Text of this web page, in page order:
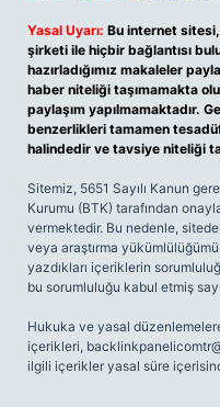
Yasal Uyarı: Bu internet
şirketi ile hiçbir bağlantısı
hazırladığımız makaleler
haber niteliği taşımamakta
paylaşım yapılmamaktadır.
benzerlikleri tamamen
halindedir ve tavsiye niteliği
Sitemiz, 5651 Sayılı Kanun
Kurumu (BTK) tarafından
vermektedir. Bu nedenle,
veya araştırma
yazdıkları içeriklerin
bu sorumluluğu kabul etmiş
Hukuka ve yasal
içerikleri,
ilgili içerikler yasal süre